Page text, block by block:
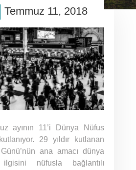
Temmuz 11, 2018
ayının 11’i Dünya Nüfus
29 yıldır kutlanan
ana amacı dünya
ilgisini nüfusla bağlantılı